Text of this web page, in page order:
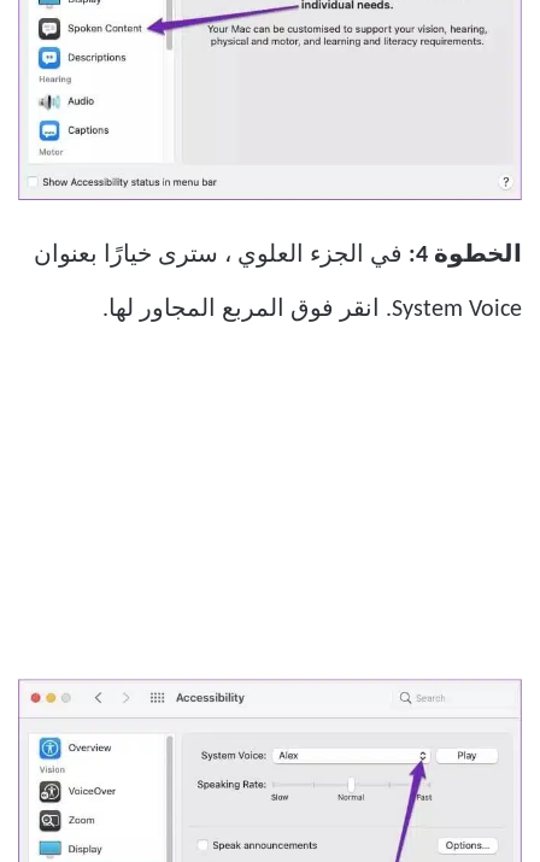
الخطوة 4: في الجزء العلوي ، سترى خيارًا بعنوان
System Voice. انقر فوق المربع المجاور لها.